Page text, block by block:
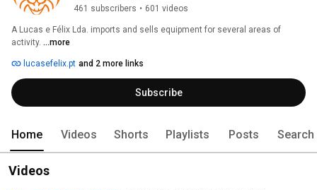
461 subscribers • 601 videos
A Lucas e Félix Lda. imports and sells equipment for several areas of
activity. ...more
lucasefelix.pt and 2 more links
Subscribe
Home Videos Shorts Playlists Posts Search
Videos